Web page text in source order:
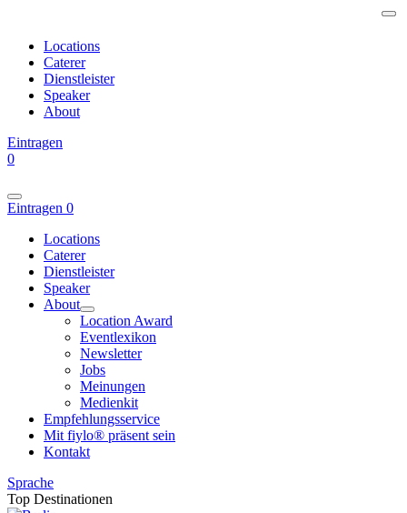
Locations
Caterer
Dienstleister
Speaker
About
Eintragen
0
Eintragen 0
Locations
Caterer
Dienstleister
Speaker
About
Location Award
Eventlexikon
Newsletter
Jobs
Meinungen
Medienkit
Empfehlungsservice
Mit fiylo® präsent sein
Kontakt
Sprache
Top Destinationen